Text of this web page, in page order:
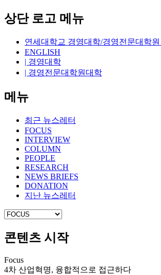
상단 로고 메뉴
연세대학교 경영대학/경영전문대학원
ENGLISH
| 경영대학
| 경영전문대학원대학
메뉴
최근 뉴스레터
FOCUS
INTERVIEW
COLUMN
PEOPLE
RESEARCH
NEWS BRIEFS
DONATION
지난 뉴스레터
콘텐츠 시작
Focus
4차 산업혁명, 융합적으로 접근하다